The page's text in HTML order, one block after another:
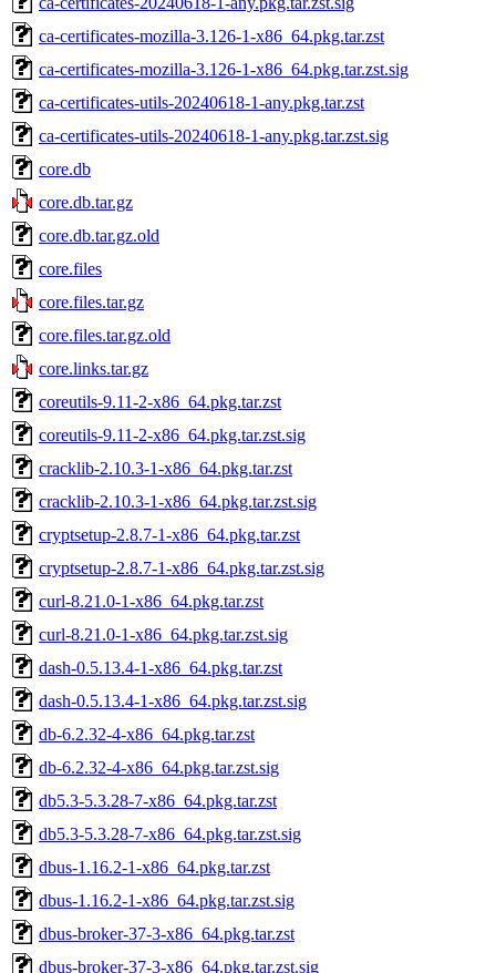
ca-certificates-mozilla-3.126-1-x86_64.pkg.tar.zst
ca-certificates-mozilla-3.126-1-x86_64.pkg.tar.zst.sig
ca-certificates-utils-20240618-1-any.pkg.tar.zst
ca-certificates-utils-20240618-1-any.pkg.tar.zst.sig
core.db
core.db.tar.gz
core.db.tar.gz.old
core.files
core.files.tar.gz
core.files.tar.gz.old
core.links.tar.gz
coreutils-9.11-2-x86_64.pkg.tar.zst
coreutils-9.11-2-x86_64.pkg.tar.zst.sig
cracklib-2.10.3-1-x86_64.pkg.tar.zst
cracklib-2.10.3-1-x86_64.pkg.tar.zst.sig
cryptsetup-2.8.7-1-x86_64.pkg.tar.zst
cryptsetup-2.8.7-1-x86_64.pkg.tar.zst.sig
curl-8.21.0-1-x86_64.pkg.tar.zst
curl-8.21.0-1-x86_64.pkg.tar.zst.sig
dash-0.5.13.4-1-x86_64.pkg.tar.zst
dash-0.5.13.4-1-x86_64.pkg.tar.zst.sig
db-6.2.32-4-x86_64.pkg.tar.zst
db-6.2.32-4-x86_64.pkg.tar.zst.sig
db5.3-5.3.28-7-x86_64.pkg.tar.zst
db5.3-5.3.28-7-x86_64.pkg.tar.zst.sig
dbus-1.16.2-1-x86_64.pkg.tar.zst
dbus-1.16.2-1-x86_64.pkg.tar.zst.sig
dbus-broker-37-3-x86_64.pkg.tar.zst
dbus-broker-37-3-x86_64.pkg.tar.zst.sig